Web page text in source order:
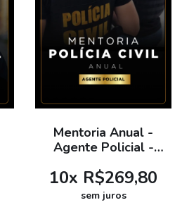
Mentoria Anual -
Agente Policial -
10x R$269,80
sem juros